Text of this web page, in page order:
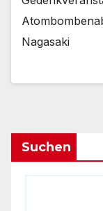
Nagasaki
Suchen